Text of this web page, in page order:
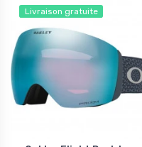
Livraison gratuite